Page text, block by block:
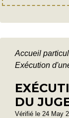
Accueil
Exécution
DU
Vérifié le 24 May